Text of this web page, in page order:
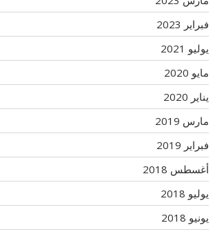
فبراير 2023
يوليو 2021
مايو 2020
يناير 2020
مارس 2019
فبراير 2019
أغسطس 2018
يوليو 2018
يونيو 2018